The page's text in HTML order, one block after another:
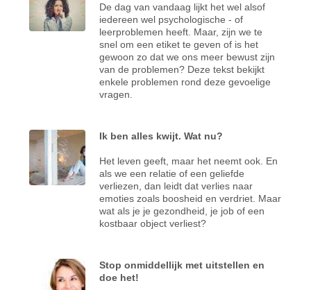
De dag van vandaag lijkt het wel alsof
iedereen wel psychologische - of
leerproblemen heeft. Maar, zijn we te
snel om een etiket te geven of is het
gewoon zo dat we ons meer bewust zijn
van de problemen? Deze tekst bekijkt
enkele problemen rond deze gevoelige
vragen.
Ik ben alles kwijt. Wat nu?
Het leven geeft, maar het neemt ook. En
als we een relatie of een geliefde
verliezen, dan leidt dat verlies naar
emoties zoals boosheid en verdriet. Maar
wat als je je gezondheid, je job of een
kostbaar object verliest?
Stop onmiddellijk met uitstellen en
doe het!